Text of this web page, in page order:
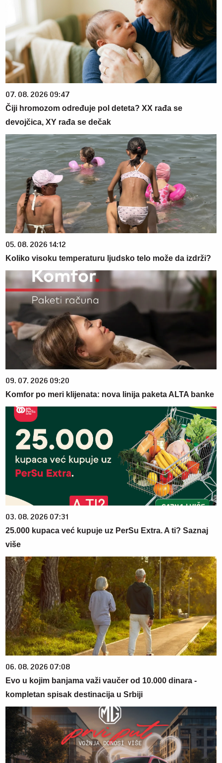
07. 08. 2026 09:47
Čiji hromozom određuje pol deteta? XX rađa se
devojčica, XY rađa se dečak
05. 08. 2026 14:12
Koliko visoku temperaturu ljudsko telo može da izdrži?
09. 07. 2026 09:20
Komfor po meri klijenata: nova linija paketa ALTA banke
03. 08. 2026 07:31
25.000 kupaca već kupuje uz PerSu Extra. A ti? Saznaj
više
06. 08. 2026 07:08
Evo u kojim banjama važi vaučer od 10.000 dinara -
kompletan spisak destinacija u Srbiji